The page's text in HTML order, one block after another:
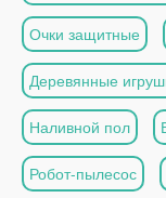
Очки защитные
Деревянные
Наливной пол
Робот-пылесос